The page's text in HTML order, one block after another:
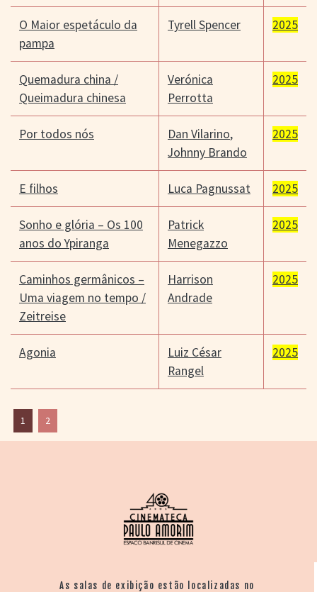
O Maior espetáculo da
pampa
Tyrell Spencer 2025
Quemadura china /
Queimadura chinesa
Verónica
Perrotta
2025
Por todos nós Dan Vilarino,
Johnny Brando
2025
E filhos Luca Pagnussat 2025
Sonho e glória – Os 100
anos do Ypiranga
Patrick
Menegazzo
2025
Caminhos germânicos –
Uma viagem no tempo /
Zeitreise
Harrison
Andrade
2025
Agonia
Luiz César
Rangel
2025
1 2
As salas de exibição estão localizadas no